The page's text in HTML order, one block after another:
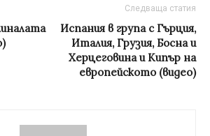
Следваща статия
Испания в група с Гърция,
Италия, Грузия, Босна и
Херцеговина и Кипър на
европейското (видео)